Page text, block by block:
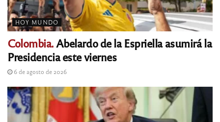
HOY MUNDO
Colombia.Abelardo de la Espriella asumirá la
Presidencia este viernes
6 de agosto de 2026